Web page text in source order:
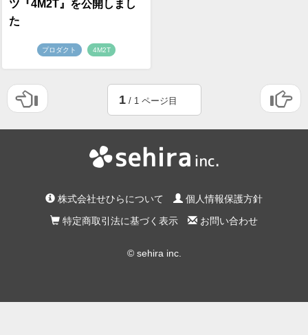
ツ『4M2T』を公開しまし
た
プロダクト 4M2T
1/ 1 ページ目
株式会社せひらについて
個人情報保護方針
特定商取引法に基づく表示
お問い合わせ
© sehira inc.